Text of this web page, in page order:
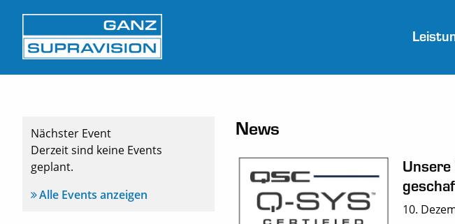
Nächster Event
Derzeit sind keine Events
geplant.
Alle Events anzeigen
News
Unsere
10.